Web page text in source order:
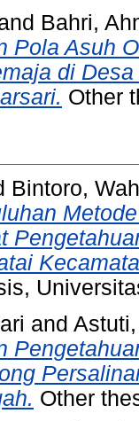
Bahri,
Pola Asuh
di
Other
Bintoro,
and
Other